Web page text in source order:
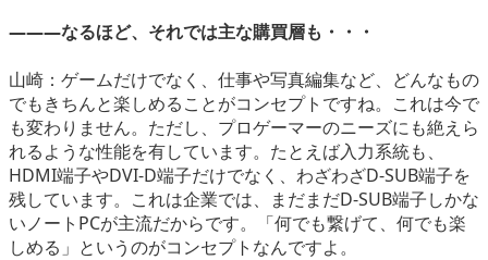
―――なるほど、それでは主な購買層も・・・
山崎：ゲームだけでなく、仕事や写真編集など、どんなもの
でもきちんと楽しめることがコンセプトですね。これは今で
も変わりません。ただし、プロゲーマーのニーズにも絶えら
れるような性能を有しています。たとえば入力系統も、
HDMI端子やDVI-D端子だけでなく、わざわざD-SUB端子を
残しています。これは企業では、まだまだD-SUB端子しかな
いノートPCが主流だからです。「何でも繋げて、何でも楽
しめる」というのがコンセプトなんですよ。